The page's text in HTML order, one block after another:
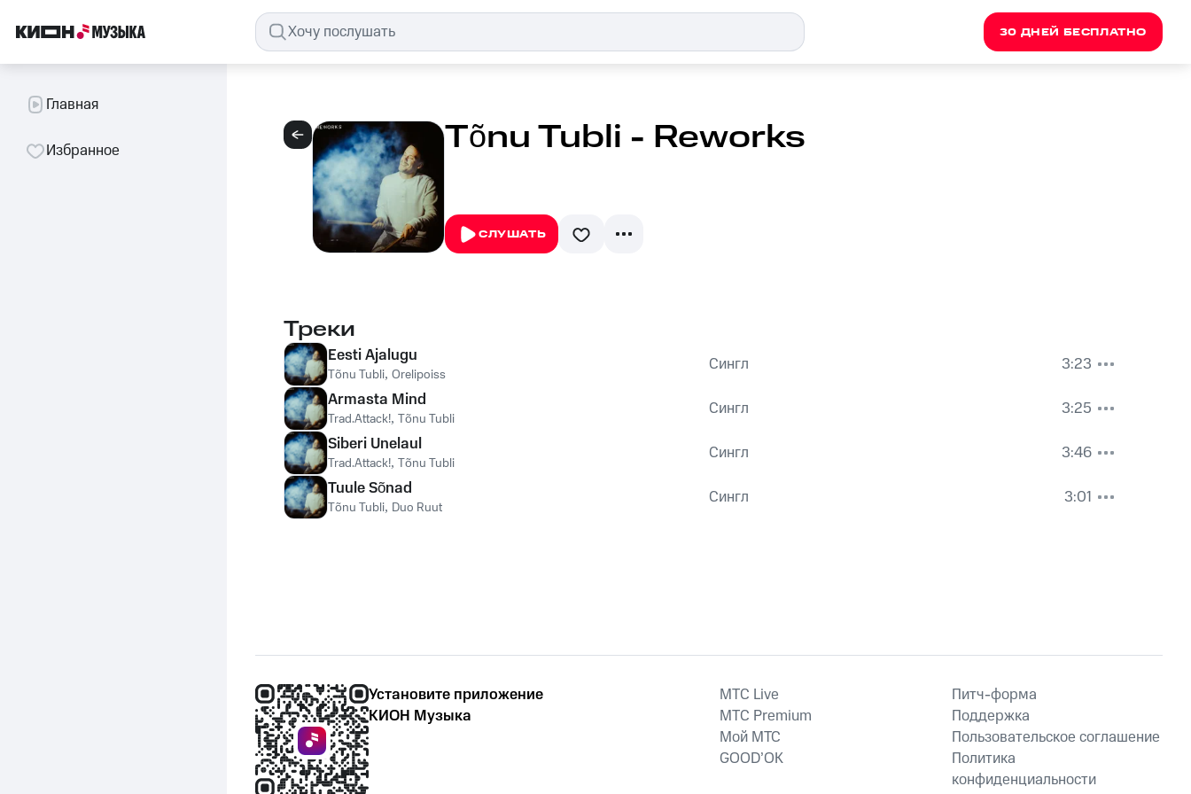
30 ДНЕЙ БЕСПЛАТНО
Главная
Избранное Tõnu Tubli - Reworks
СЛУШАТЬ
Треки
Eesti Ajalugu
Tõnu Tubli, Orelipoiss Сингл
3:23
Armasta Mind
Trad.Attack!, Tõnu Tubli Сингл
3:25
Siberi Unelaul
Trad.Attack!, Tõnu Tubli Сингл
3:46
Tuule Sõnad
Tõnu Tubli, Duo Ruut Сингл 3:01
Установите приложение
КИОН Музыка
MTС Live
MTС Premium
Мой МТС
GOOD’OK
Питч-форма
Поддержка
Пользовательское соглашение
Политика
конфиденциальности